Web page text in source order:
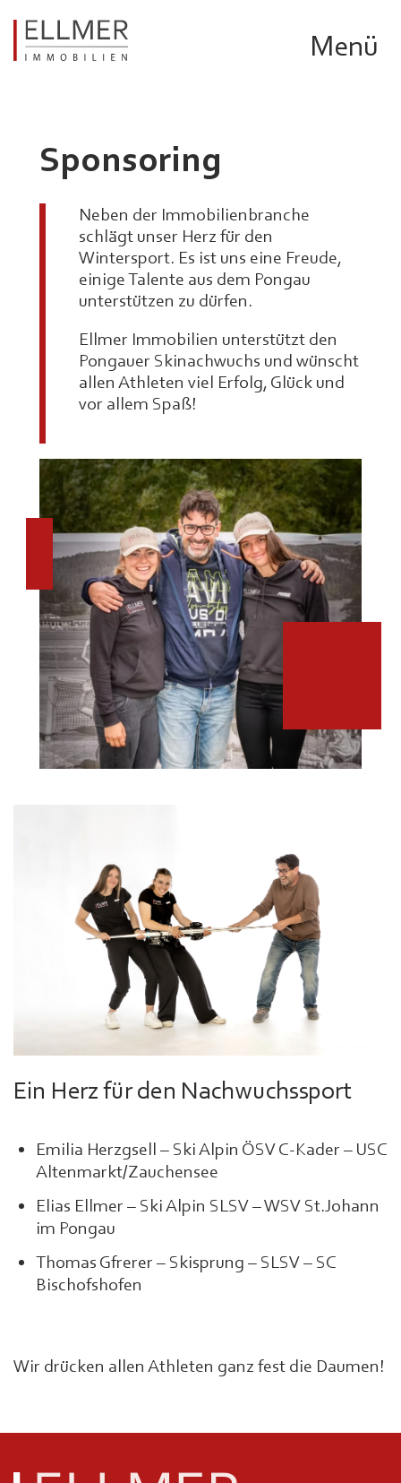
content
Menü
Sponsoring
Neben der Immobilienbranche
schlägt unser Herz für den
Wintersport. Es ist uns eine Freude,
einige Talente aus dem Pongau
unterstützen zu dürfen.
Ellmer Immobilien unterstützt den
Pongauer Skinachwuchs und wünscht
allen Athleten viel Erfolg, Glück und
vor allem Spaß!
Ein Herz für den Nachwuchssport
Emilia Herzgsell – Ski Alpin ÖSV C-Kader – USC
Altenmarkt/Zauchensee
Elias Ellmer – Ski Alpin SLSV – WSV St.Johann
im Pongau
Thomas Gfrerer – Skisprung – SLSV – SC
Bischofshofen
Wir drücken allen Athleten ganz fest die Daumen!